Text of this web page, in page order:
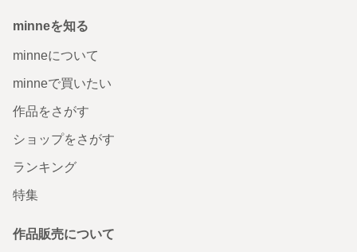
minneを知る
minneについて
minneで買いたい
作品をさがす
ショップをさがす
ランキング
特集
作品販売について